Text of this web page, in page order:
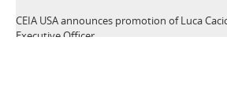
CEIA USA announces promotion of Luca
Executive Officer